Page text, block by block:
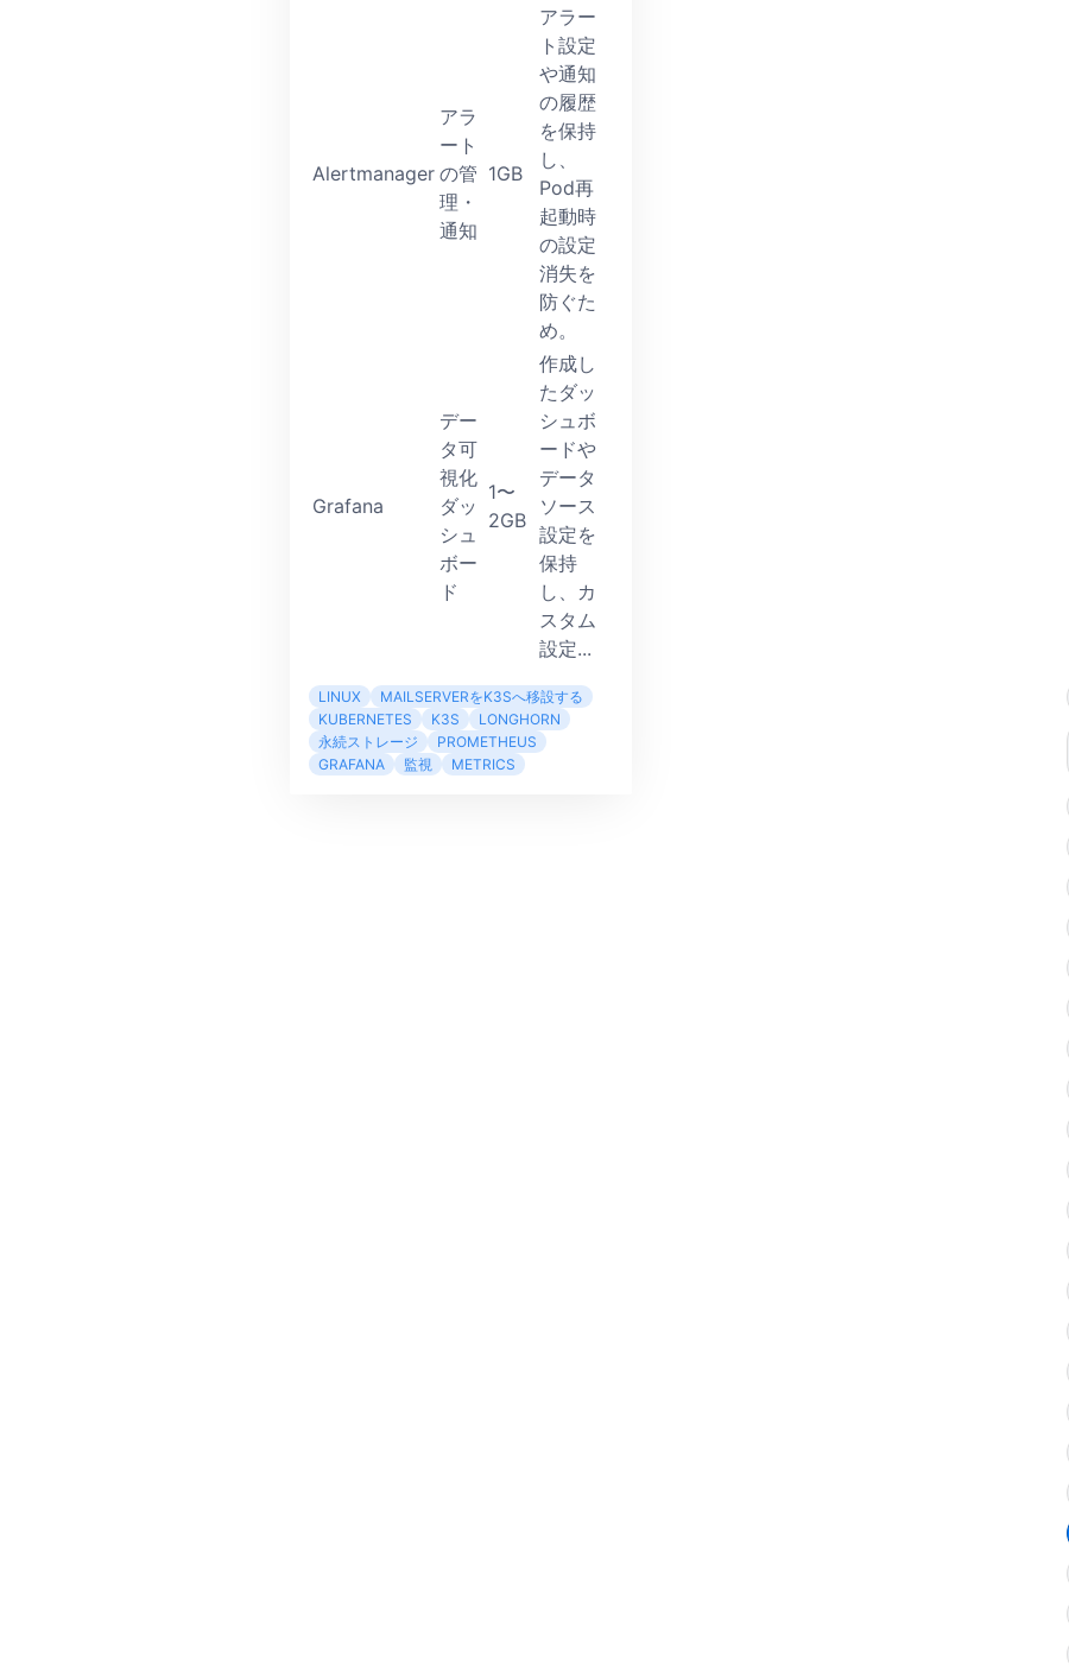
Alertmanager
アラ
ート
の管
理・
通知
1GB
アラー
ト設定
や通知
の履歴
を保持
し、
Pod再
起動時
の設定
消失を
防ぐた
め。
Grafana
デー
タ可
視化
ダッ
シュ
ボー
ド
1〜
2GB
作成し
たダッ
シュボ
ードや
データ
ソース
設定を
保持
し、カ
スタム
設定...
LINUX
MAILSERVERをK3Sへ移設する
KUBERNETES
K3S
LONGHORN
永続ストレージ
PROMETHEUS
GRAFANA
監視 METRICS